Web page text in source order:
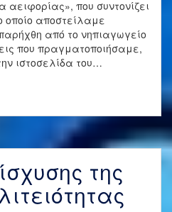
αειφορίας», που συντονίζει
οποίο αποστείλαμε
από το νηπιαγωγείο
που πραγματοποιήσαμε,
ιστοσελίδα του…
της